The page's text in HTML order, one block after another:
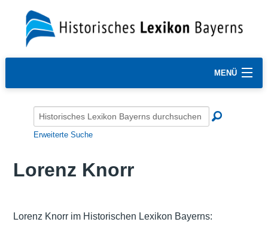
MENÜ
Erweiterte Suche
Lorenz Knorr
Lorenz Knorr im Historischen Lexikon Bayerns: